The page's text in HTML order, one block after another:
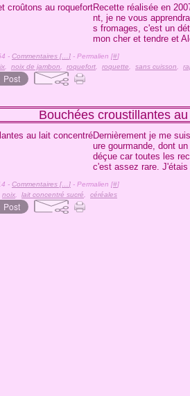
Recette réalisée en
nt, je ne vous
s fromages, c'est un
mon cher et tendre et
- Commentaires [… ] - Permalien [#]
noix de jambon roquefort roquette sans cuisson
Bouchées croustillantes
Dernièrement je me
ure gourmande, dont
déçue car toutes les
c'est assez rare. J'étais
- Commentaires [… ] - Permalien [#]
noix lait concentré sucré céréales